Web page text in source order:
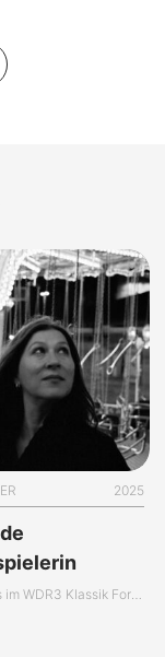
2025
Eva Mattes im WDR3 Klassik Forum